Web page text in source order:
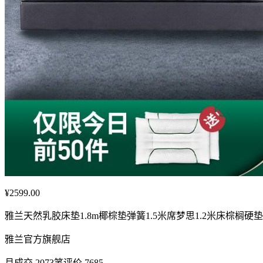
¥2599.00
雅兰天然乳胶床垫1.8m椰棕垫弹簧1.5米席梦思1.2米床棕榈硬
雅兰官方旗舰店